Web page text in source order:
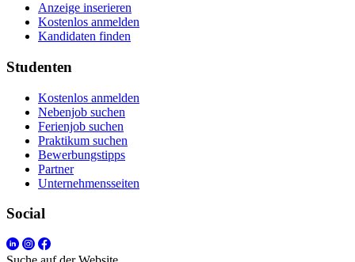
Anzeige inserieren
Kostenlos anmelden
Kandidaten finden
Studenten
Kostenlos anmelden
Nebenjob suchen
Ferienjob suchen
Praktikum suchen
Bewerbungstipps
Partner
Unternehmensseiten
Social